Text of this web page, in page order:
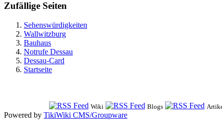
Zufällige Seiten
Sehenswürdigkeiten
Wallwitzburg
Bauhaus
Notrufe Dessau
Dessau-Card
Startseite
Wiki Blogs
Powered by TikiWiki CMS/Groupware